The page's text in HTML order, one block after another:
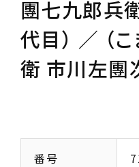
團七九郎兵
代目） ／ （
衛 市川左團
番号